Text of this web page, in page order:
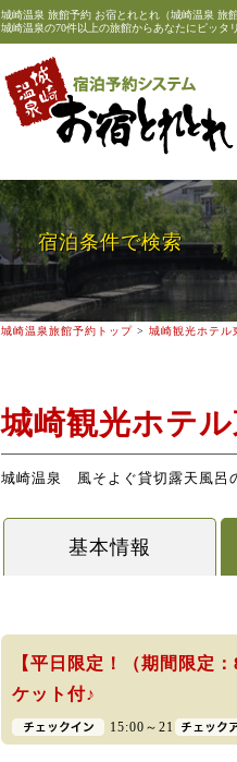
城崎温泉 旅館予約 お宿とれとれ（城崎温泉 旅
城崎温泉の70件以上の旅館からあなたにピッタ
宿泊条件で検索
城崎温泉旅館予約トップ > 城崎観光ホテル
城崎観光ホテ
城崎温泉 風そよぐ貸切露天風呂
基本情報
【平日限定！（期間限定
ケット付♪
15:00～21:00